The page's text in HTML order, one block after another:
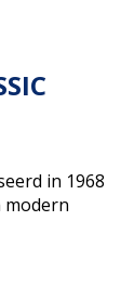
in 1968
modern